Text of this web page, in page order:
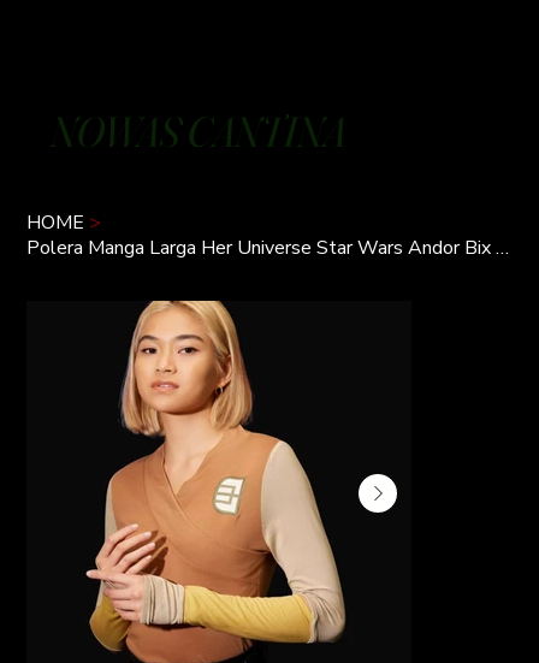
NOWAS CANTINA
HOME >
Polera Manga Larga Her Universe Star Wars Andor Bix Caleen